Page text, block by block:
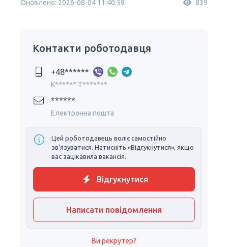
Оновлено: 2026-08-04 11:40:59 839
Контакти роботодавця
+48******
K****** T*******
******
Електронна пошта
Цей роботодавець воліє самостійно
зв'язуватися. Натисніть «Відгукнутися», якщо
вас зацікавила вакансія.
Відгукнутися
Написати повідомлення
Ви рекрутер?